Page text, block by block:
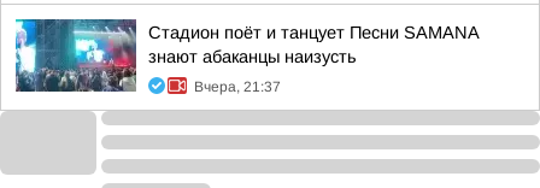
Стадион поёт и танцует Песни SAMANA
знают абаканцы наизусть
Вчера, 21:37